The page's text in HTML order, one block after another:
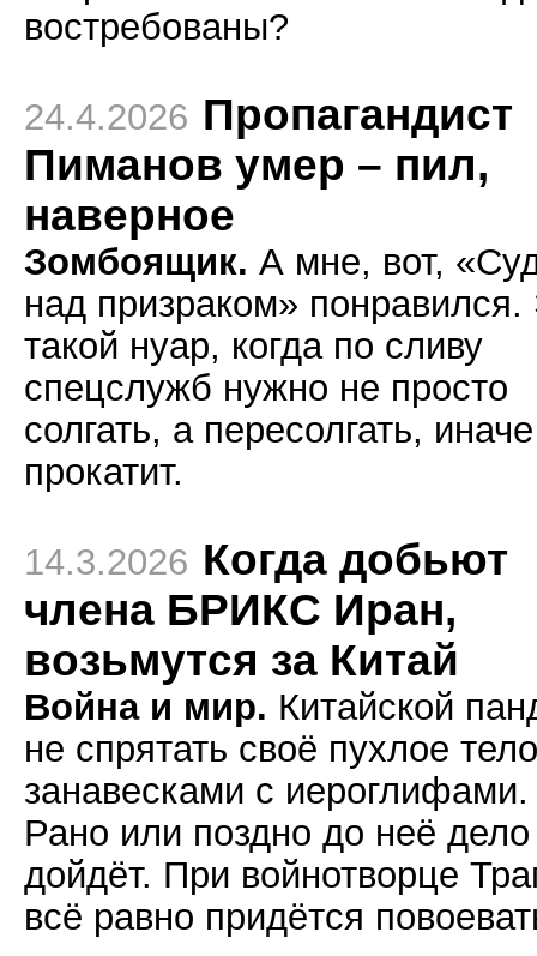
востребованы?
24.4.2026 Пропагандист
Пиманов умер – пил,
наверное
Зомбоящик. А мне, вот,
над призраком» понравился.
такой нуар, когда по сливу
спецслужб нужно не просто
солгать, а пересолгать,
прокатит.
14.3.2026 Когда добьют
члена БРИКС Иран,
возьмутся за Китай
Война и мир. Китайской
не спрятать своё пухлое
занавесками с иероглифами.
Рано или поздно до неё дело
дойдёт. При войнотворце
всё равно придётся